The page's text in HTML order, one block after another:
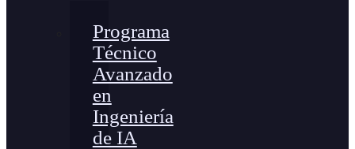
Programa
Técnico
Avanzado
en
Ingeniería
de IA